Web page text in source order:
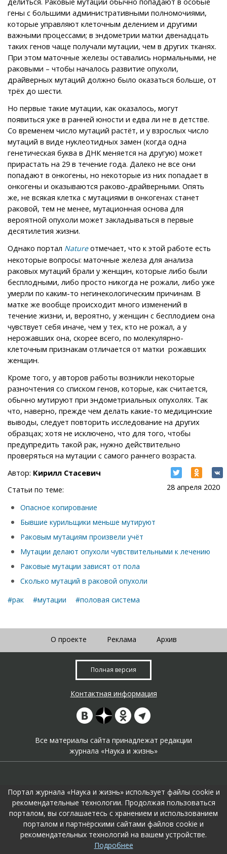
гены с большими административными полномочиями,
которые управляют клеточным делением и другими
важными процессами; в эндометрии матки двенадцать
таких генов чаще получали мутации, чем в других тканях.
При этом маточные железы оставались нормальными, не
раковыми – чтобы началось развитие опухоли,
драйверных мутаций должно было оказаться больше, от
трёх до шести.
Но первые такие мутации, как оказалось, могут
появиться уже в ранней юности и едва ли не в детстве.
Со временем число мутаций растёт, и у взрослых число
мутаций в виде нуклеотидных замен (когда одна
генетическая буква в ДНК меняется на другую) может
прирастать на 29 в течение года. Далеко не все они
попадают в онкогены, но некоторые из них попадает в
онкогены и оказываются раково-драйверными. Опять
же, не всякая клетка с мутациями в онкогенах станет
раковой, тем не менее, мутационная основа для
вероятной опухоли может закладываться в первые
десятилетия жизни.
Однако портал Natureотмечает, что к этой работе есть
некоторые вопросы: маточные железа для анализа
раковых мутаций брали у женщин, которые либо были
бесплодными, либо просто никогда не рожали, либо уже
умерли по каким-то негинекологическим причинам. В
матке же вообще происходит много изменений в
течение жизни, и, вероятно, у женщин с бесплодием она
чувствует себя иначе, чем у тех, кто не рожал, а у
нерожавших она, скорее всего, по молекулярно-
клеточным признакам отличается от матки рожавших
женщин.
Кроме того, у авторов работы возникли некоторые
разночтения со списком генов, которые, как считается,
обычно мутируют при эндометриальных опухолях. Так
что, наверно, прежде чем делать какие-то медицинские
выводы, следует повторить исследование на других
образцах; хотя не исключено, что для того, чтобы
предупредить такой рак, нужно действительно
проверяться на мутации с самого раннего возраста.
28 апреля 2020
Автор: Кирилл Стасевич
Статьи по теме:
Опасное копирование
Бывшие курильщики меньше мутируют
Раковым мутациям произвели учёт
Мутации делают опухоли чувствительными к лечению
Раковые мутации зависят от пола
Сколько мутаций в раковой опухоли
#рак
#мутации #половая система
О проекте Реклама Архив
Полная версия
Контактная информация
Все материалы сайта принадлежат редакции
журнала «Наука и жизнь»
На портале применяютсярекомендательные технологии
Продолжая пользоваться порталом вы соглашаетесь с их
использоавнием.
Портал журнала «Наука и жизнь» использует файлы cookie и
рекомендательные технологии. Продолжая пользоваться
порталом, вы соглашаетесь с хранением и использованием
порталом и партнёрскими сайтами файлов cookie и
рекомендательных технологий на вашем устройстве.
Подробнее